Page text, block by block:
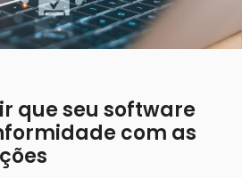
que seu software
com as